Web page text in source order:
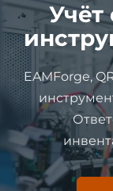
Учёт
EAMForge,